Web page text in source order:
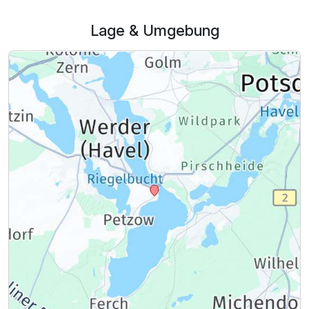
Lage & Umgebung